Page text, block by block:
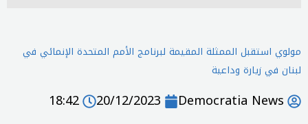
مولوي استقبل الممثلة المقيمة لبرنامج الأمم المتحدة الإنمائي في
لبنان في زيارة وداعية
Democratia News
20/12/2023
18:42